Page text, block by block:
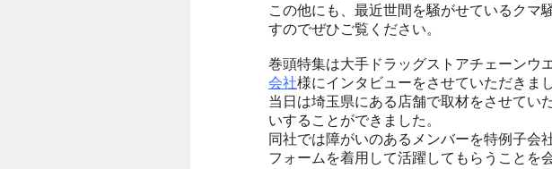
この他にも、最近世間を騒がせているクマ
すのでぜひご覧ください。
巻頭特集は大手ドラッグストアチェーンウ
会社様にインタビューをさせていただきまし
当日は埼玉県にある店舗で取材をさせてい
いすることができました。
同社では障がいのあるメンバーを特例子会
フォームを着用して活躍してもらうことを